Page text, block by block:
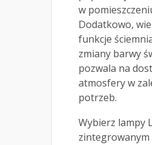
w
Dodatkowo,
funkcje
zmiany barwy
pozwala na
atmosfery w
potrzeb.
Wybierz lampy
zintegrowanym